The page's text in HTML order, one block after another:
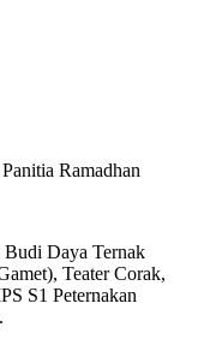
Ramadhan
Daya Ternak
Teater Corak,
S1 Peternakan